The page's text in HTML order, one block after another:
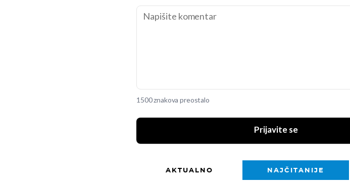
1500 znakova preostalo
Prijavite se
AKTUALNO NAJČITANIJE